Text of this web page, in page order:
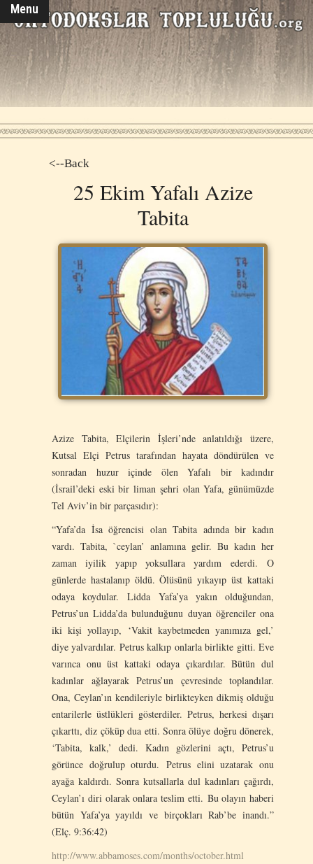
Menu
<--Back
25 Ekim Yafalı Azize
Tabita
Azize Tabita, Elçilerin İşleri’nde anlatıldığı üzere,
Kutsal Elçi Petrus tarafından hayata döndürülen ve
sonradan huzur içinde ölen Yafalı bir kadındır
(İsrail’deki eski bir liman şehri olan Yafa, günümüzde
Tel Aviv’in bir parçasıdır):
“Yafa’da İsa öğrencisi olan Tabita adında bir kadın
vardı. Tabita, `ceylan’ anlamına gelir. Bu kadın her
zaman iyilik yapıp yoksullara yardım ederdi. O
günlerde hastalanıp öldü. Ölüsünü yıkayıp üst kattaki
odaya koydular. Lidda Yafa’ya yakın olduğundan,
Petrus’un Lidda’da bulunduğunu duyan öğrenciler ona
iki kişi yollayıp, ‘Vakit kaybetmeden yanımıza gel,’
diye yalvardılar. Petrus kalkıp onlarla birlikte gitti. Eve
varınca onu üst kattaki odaya çıkardılar. Bütün dul
kadınlar ağlayarak Petrus’un çevresinde toplandılar.
Ona, Ceylan’ın kendileriyle birlikteyken dikmiş olduğu
entarilerle üstlükleri gösterdiler. Petrus, herkesi dışarı
çıkarttı, diz çöküp dua etti. Sonra ölüye doğru dönerek,
‘Tabita, kalk,’ dedi. Kadın gözlerini açtı, Petrus’u
görünce doğrulup oturdu. Petrus elini uzatarak onu
ayağa kaldırdı. Sonra kutsallarla dul kadınları çağırdı,
Ceylan’ı diri olarak onlara teslim etti. Bu olayın haberi
bütün Yafa’ya yayıldı ve birçokları Rab’be inandı.”
(Elç. 9:36:42)
http://www.abbamoses.com/months/october.html